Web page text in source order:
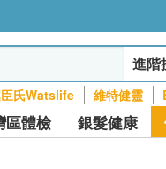
進階
氏Watslife 維特健靈
區體檢 銀髮健康